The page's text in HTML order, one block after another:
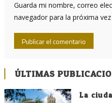
Guarda mi nombre, correo
navegador para la próxima
ÚLTIMAS
La